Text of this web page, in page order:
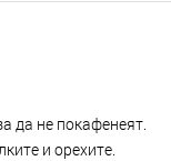
да не покафенеят.
и орехите.